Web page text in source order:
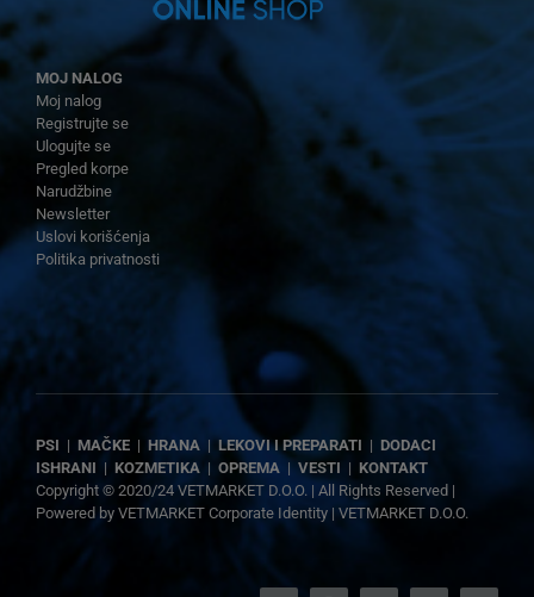
MOJ NALOG
Moj nalog
Registrujte se
Ulogujte se
Pregled korpe
Narudžbine
Newsletter
Uslovi korišćenja
Politika privatnosti
PSI | MAČKE| HRANA | LEKOVI I PREPARATI | DODACI
ISHRANI | KOZMETIKA | OPREMA | VESTI | KONTAKT
Copyright © 2020/24 VETMARKET D.O.O. | All Rights Reserved |
Powered by VETMARKET Corporate Identity| VETMARKET D.O.O.